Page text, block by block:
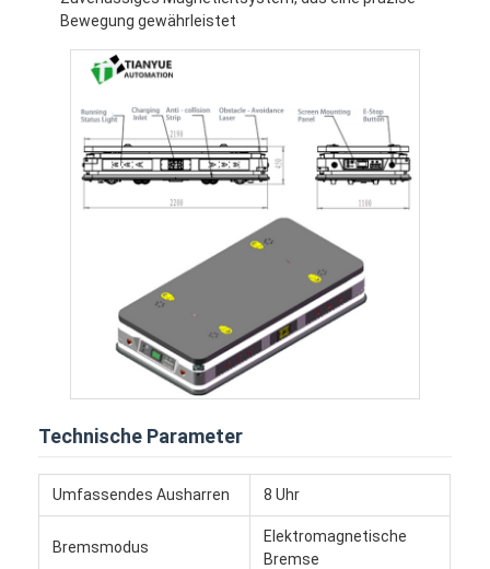
Handelsroboter
Bewegung gewährleistet
Technische Parameter
Umfassendes Ausharren 8 Uhr
Bremsmodus
Elektromagnetische
Bremse